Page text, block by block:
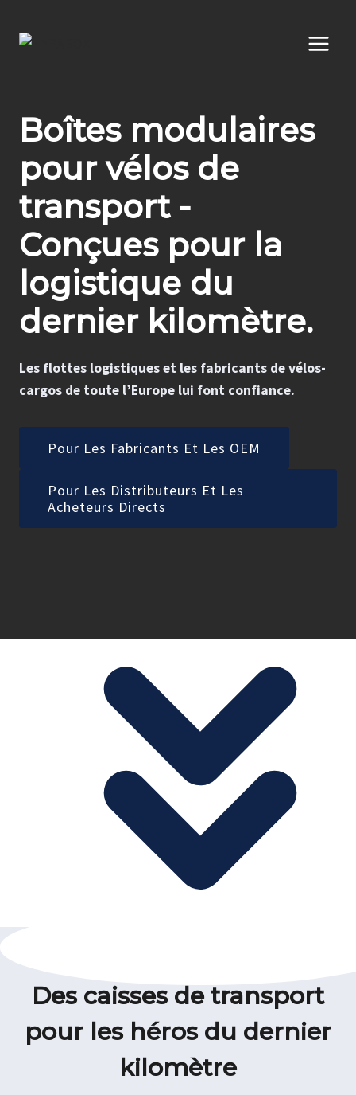
Boîtes modulaires
pour vélos de
transport -
Conçues pour la
logistique du
dernier kilomètre.
Les flottes logistiques et les fabricants de vélos-
cargos de toute l’Europe lui font confiance.
Pour Les Fabricants Et Les OEM
Pour Les Distributeurs Et Les
Acheteurs Directs
Des caisses de transport
pour les héros du dernier
kilomètre